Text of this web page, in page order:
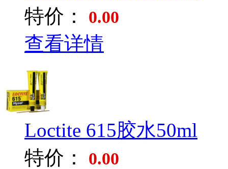
特价：
0.00
查看详情
Loctite 615胶水50ml
特价：
0.00